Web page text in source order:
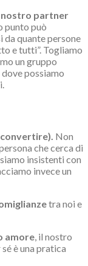
nostro partner
punto può
da quante persone
e tutti”. Togliamo
un gruppo
possiamo
Non
che cerca di
insistenti con
invece un
tra noi e
amore, il nostro
è una pratica